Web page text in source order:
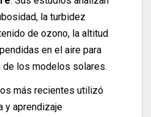
la turbidez
de ozono, la altitud
en el aire para
de los modelos solares.
más recientes utilizó
y aprendizaje